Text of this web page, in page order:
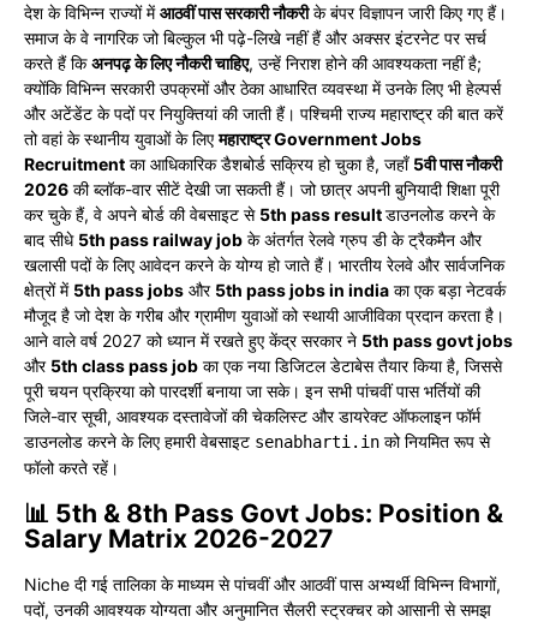
देश के विभिन्न राज्यों मेंआठवीं पास सरकारी नौकरीके बंपर विज्ञापन जारी किए गए हैं।
समाज के वे नागरिक जो बिल्कुल भी पढ़े-लिखे नहीं हैं और अक्सर इंटरनेट पर सर्च
करते हैं किअनपढ़ के लिए नौकरी चाहिए, उन्हें निराश होने की आवश्यकता नहीं है;
क्योंकि विभिन्न सरकारी उपक्रमों और ठेका आधारित व्यवस्था में उनके लिए भी हेल्पर्स
और अटेंडेंट के पदों पर नियुक्तियां की जाती हैं। पश्चिमी राज्य महाराष्ट्र की बात करें
तो वहां के स्थानीय युवाओं के लिएमहाराष्ट्र Government Jobs
Recruitment का आधिकारिक डैशबोर्ड सक्रिय हो चुका है, जहाँ 5वी पास नौकरी
2026 की ब्लॉक-वार सीटें देखी जा सकती हैं। जो छात्र अपनी बुनियादी शिक्षा पूरी
कर चुके हैं, वे अपने बोर्ड की वेबसाइट से 5th pass resultडाउनलोड करने के
बाद सीधे 5th pass railway job के अंतर्गत रेलवे ग्रुप डी के ट्रैकमैन और
खलासी पदों के लिए आवेदन करने के योग्य हो जाते हैं। भारतीय रेलवे और सार्वजनिक
क्षेत्रों में 5th pass jobs और 5th pass jobs in india का एक बड़ा नेटवर्क
मौजूद है जो देश के गरीब और ग्रामीण युवाओं को स्थायी आजीविका प्रदान करता है।
आने वाले वर्ष 2027 को ध्यान में रखते हुए केंद्र सरकार ने 5th pass govt jobs
और 5th class pass job का एक नया डिजिटल डेटाबेस तैयार किया है, जिससे
पूरी चयन प्रक्रिया को पारदर्शी बनाया जा सके। इन सभी पांचवीं पास भर्तियों की
जिले-वार सूची, आवश्यक दस्तावेजों की चेकलिस्ट और डायरेक्ट ऑफलाइन फॉर्म
डाउनलोड करने के लिए हमारी वेबसाइट senabharti.in को नियमित रूप से
फॉलो करते रहें।
📊 5th & 8th Pass Govt Jobs: Position &
Salary Matrix 2026-2027
Niche दी गई तालिका के माध्यम से पांचवीं और आठवीं पास अभ्यर्थी विभिन्न विभागों,
पदों, उनकी आवश्यक योग्यता और अनुमानित सैलरी स्ट्रक्चर को आसानी से समझ